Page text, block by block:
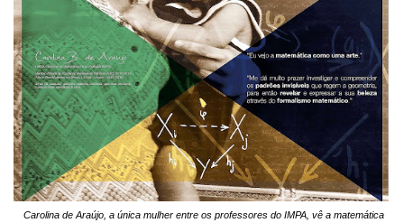
Carolina de Araújo, a única mulher entre os professores do IMPA, vê a matemática